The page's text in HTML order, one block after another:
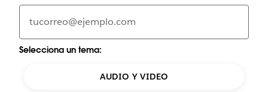
Selecciona un tema:
AUDIO Y VIDEO